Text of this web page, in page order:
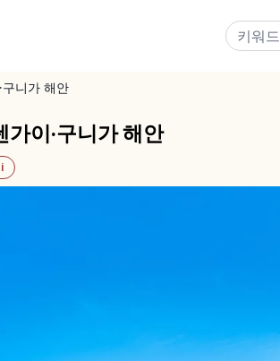
니가 해안
이·구니가 해안